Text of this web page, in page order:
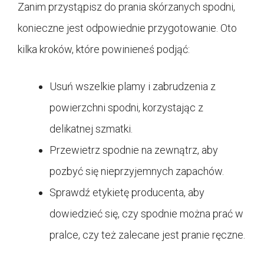
Zanim przystąpisz do prania skórzanych spodni,
konieczne jest odpowiednie przygotowanie. Oto
kilka kroków, które powinieneś podjąć:
Usuń wszelkie plamy i zabrudzenia z
powierzchni spodni, korzystając z
delikatnej szmatki.
Przewietrz spodnie na zewnątrz, aby
pozbyć się nieprzyjemnych zapachów.
Sprawdź etykietę producenta, aby
dowiedzieć się, czy spodnie można prać w
pralce, czy też zalecane jest pranie ręczne.